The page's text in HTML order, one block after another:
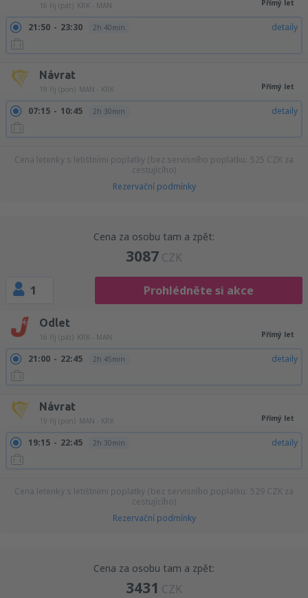
16 říj (pát) KRK - MAN Přímý let
21:50 23:30 2h 40min detaily
Návrat
19 říj (pon) MAN - KRK Přímý let
07:15 10:45 2h 30min detaily
Cena letenky s letištními poplatky (bez servisního poplatku: 525 CZK za
cestujícího)
Rezervační podmínky
Cena za osobu tam a zpět:
3087 CZK
1 Prohlédněte si akce
Odlet
16 říj (pát) KRK - MAN Přímý let
21:00 22:45 2h 45min detaily
Návrat
19 říj (pon) MAN - KRK Přímý let
19:15 22:45 2h 30min detaily
Cena letenky s letištními poplatky (bez servisního poplatku: 529 CZK za
cestujícího)
Rezervační podmínky
Cena za osobu tam a zpět:
3431 CZK